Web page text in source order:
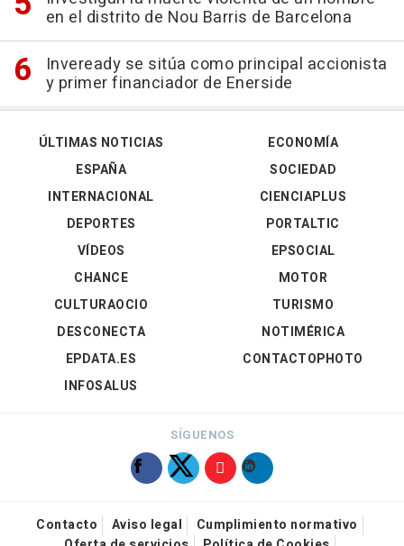
en el distrito de Nou Barris de Barcelona
Inveready se sitúa como principal accionista
y primer financiador de Enerside
ÚLTIMAS NOTICIAS
ESPAÑA
INTERNACIONAL
DEPORTES
VÍDEOS
ECONOMÍA
SOCIEDAD
CIENCIAPLUS
PORTALTIC
EPSOCIAL
CHANCE
CULTURAOCIO
DESCONECTA
EPDATA.ES
INFOSALUS
MOTOR
TURISMO
NOTIMÉRICA
CONTACTOPHOTO
SÍGUENOS
Contacto Aviso legal
Cumplimiento normativo